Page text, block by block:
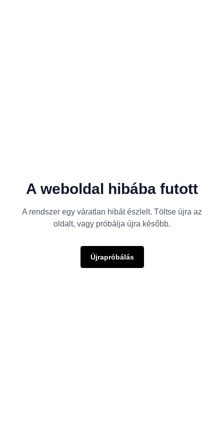
A weboldal hibába futott
A rendszer egy váratlan hibát észlelt. Töltse újra az
oldalt, vagy próbálja újra később.
Újrapróbálás